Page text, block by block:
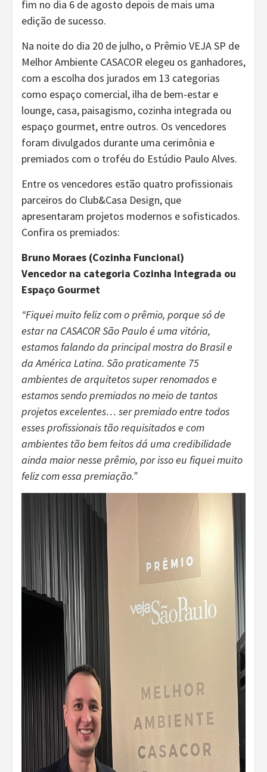
fim no dia 6 de agosto depois de mais uma
edição de sucesso.
Na noite do dia 20 de julho, o Prêmio VEJA SP de
Melhor Ambiente CASACOR elegeu os ganhadores,
com a escolha dos jurados em 13 categorias
como espaço comercial, ilha de bem-estar e
lounge, casa, paisagismo, cozinha integrada ou
espaço gourmet, entre outros. Os vencedores
foram divulgados durante uma cerimônia e
premiados com o troféu do Estúdio Paulo Alves.
Entre os vencedores estão quatro profissionais
parceiros do Club&Casa Design, que
apresentaram projetos modernos e sofisticados.
Confira os premiados:
Bruno Moraes (Cozinha Funcional)
Vencedor na categoria Cozinha Integrada ou
Espaço Gourmet
“Fiquei muito feliz com o prêmio, porque só de
estar na CASACOR São Paulo é uma vitória,
estamos falando da principal mostra do Brasil e
da América Latina. São praticamente 75
ambientes de arquitetos super renomados e
estamos sendo premiados no meio de tantos
projetos excelentes… ser premiado entre todos
esses profissionais tão requisitados e com
ambientes tão bem feitos dá uma credibilidade
ainda maior nesse prêmio, por isso eu fiquei muito
feliz com essa premiação.”